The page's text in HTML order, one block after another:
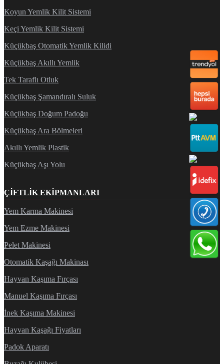
Koyun Yemlik Kilit Sistemi
Keçi Yemlik Kilit Sistemi
Küçükbaş Otomatik Yemlik Kilidi
Küçükbaş Akıllı Yemlik
Tek Taraflı Otluk
Küçükbaş Şamandıralı Suluk
Küçükbaş Doğum Padoğu
Küçükbaş Ara Bölmeleri
Akıllı Yemlik Plastik
Küçükbaş Aşı Yolu
ÇIFTLIK EKIPMANLARI
Yem Karma Makinesi
Yem Ezme Makinesi
Pelet Makinesi
Otomatik Kaşağı Makinası
Hayvan Kaşıma Fırçası
Manuel Kaşıma Fırçası
İnek Kaşıma Makinesi
Hayvan Kaşağı Fiyatları
Padok Aparatı